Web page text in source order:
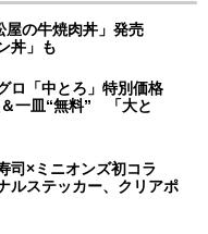
屋の牛焼肉丼」発売
丼」も
ロ「中とろ」特別価格
一皿“無料” 「大と
司×ミニオンズ初コラ
ルステッカー、クリアポ